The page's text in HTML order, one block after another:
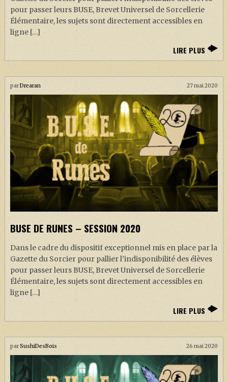
pour passer leurs BUSE, Brevet Universel de Sorcellerie
Élémentaire, les sujets sont directement accessibles en
ligne […]
LIRE PLUS
parDrearan 27 mai 2020
BUSE DE RUNES – SESSION 2020
Dans le cadre du dispositif exceptionnel mis en place par la
Gazette du Sorcier pour pallier l’indisponibilité des élèves
pour passer leurs BUSE, Brevet Universel de Sorcellerie
Élémentaire, les sujets sont directement accessibles en
ligne […]
LIRE PLUS
parSushiDesBois 26 mai 2020